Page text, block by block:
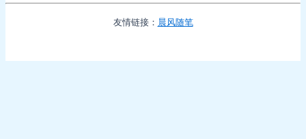
友情链接： 晨风随笔